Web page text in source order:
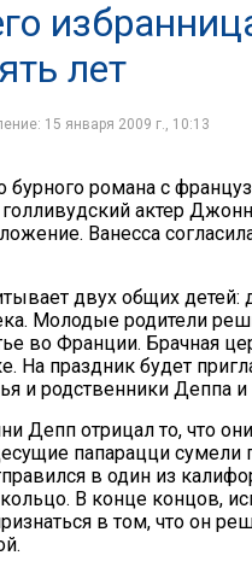
лет
15 января 2009 г., 10:13
бурного романа с
актер
Ванесса
двух общих
Молодые родители
во Франции. Брачная
На праздник будет
и родственники Деппа и
Депп отрицал то, что
папарацци сумели
в один из
кольцо. В конце концов,
в том, что он